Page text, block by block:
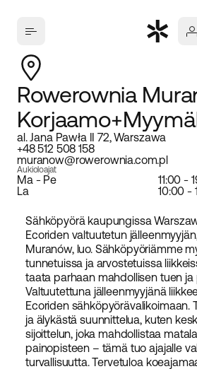
Rowerownia
al. Jana Pawła II 72, Warszawa
+48 512 508 158
muranow@rowerownia.com.pl
Aukioloajat
Ma - Pe
11:00 -
La
10:00 -
Sähköpyörä kaupungissa
Ecoriden valtuutetun
Muranów, luo. Sähköpyöriämme
tunnetuissa ja arvostetuissa
taata parhaan mahdollisen tuen ja
Valtuutettuna jälleenmyyjänä
Ecoriden sähköpyörävalikoimaan.
ja älykästä suunnittelua, kuten
sijoittelun, joka mahdollistaa
painopisteen – tämä tuo ajajalle
turvallisuutta. Tervetuloa